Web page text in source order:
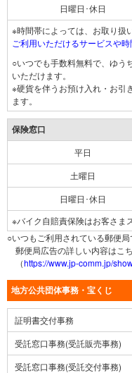
日曜日･休日
※時間帯によっては、お取り扱
ご利用いただけるサービスや
○いつでも手数料無料で、ゆう
いただけます。
※硬貨を伴うお預け入れ・お引
ます。
保険窓口
平日
土曜日
日曜日･休日
※バイク自賠責保険はお客さま
○いつもご利用されている郵便
郵便局広告の詳しい内容はこ
（https://www.jp-comm.jp/
地方公共団体事務・宝くじ
証明書交付事務
受託窓口事務(受託販売事務)
受託窓口事務(受託交付事務)